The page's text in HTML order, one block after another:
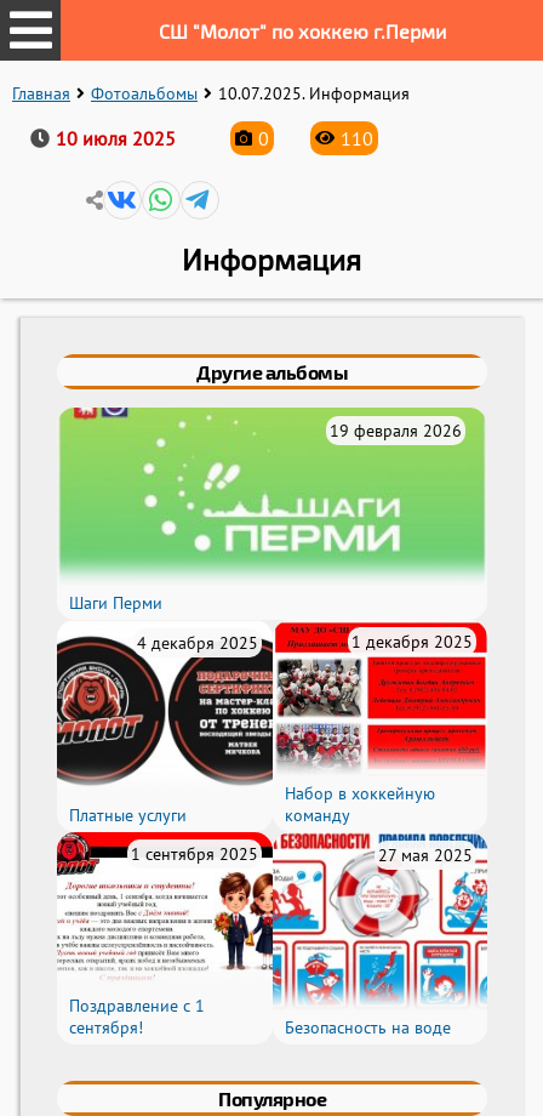
СШ "Молот" по хоккею г.Перми
Главная Фотоальбомы 10.07.2025. Информация
10 июля 2025 0 110
Информация
Другие альбомы
19 февраля 2026
Шаги Перми
4 декабря 2025
Платные услуги
1 декабря 2025
Набор в хоккейную
команду
1 сентября 2025
Поздравление с 1
сентября!
27 мая 2025
Безопасность на воде
Популярное